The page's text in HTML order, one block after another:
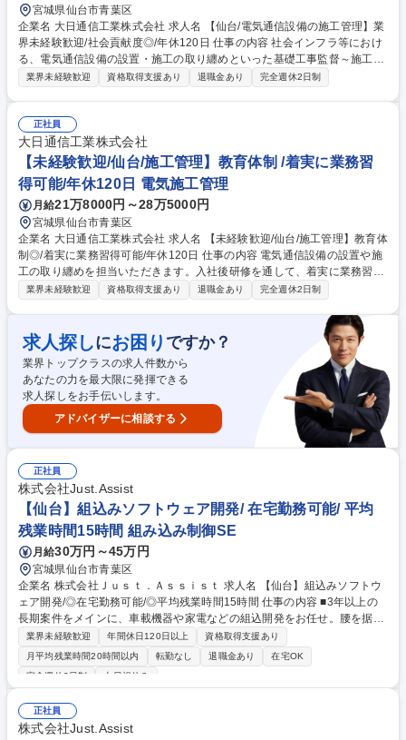
宮城県仙台市青葉区
企業名 大日通信工業株式会社 求人名 【仙台/電気通信設備の施工管理】業
界未経験歓迎/社会貢献度◎/年休120日 仕事の内容 社会インフラ等におけ
る、電気通信設備の設置・施工の取り纏めといった基礎工事監督～施工管
理まで、外注先の工事担当者を監督する業務に従事頂きます 【具体的に】
み】通信レーダー・衛星通信設備等の設置等の特殊な案件に実績があり、
通信設備設置では高い評価をいただいております。(全体シェア70%以
上、三菱電機からは当社がほぼ独占状態です) ※建設工事は協力会社に依
頼し、建物の改変に伴う作業は含みません。 募集職種 【仙台/電気通信設
備の施工管理】業界未経験歓迎/社会貢献度◎/年休120日
業界未経験歓迎 資格取得支援あり 退職金あり 完全週休2日制
正社員
大日通信工業株式会社
【未経験歓迎/仙台/施工管理】教育体制 /着実に業務習
得可能/年休120日 電気施工管理
月給21万8000円～28万5000円
宮城県仙台市青葉区
企業名 大日通信工業株式会社 求人名 【未経験歓迎/仙台/施工管理】教育体
制◎/着実に業務習得可能/年休120日 仕事の内容 電気通信設備の設置や施
工の取り纏めを担当いただきます。入社後研修を通して、着実に業務習得
できる環境です。将来的には基礎工事監督～施工管理まで、外注先の工事
路のETC装置や情報盤の設置、車両重量計の設置工事などの公共性の高い
案件の受注が多く、社会インフラを支えています。【強み】通信レーダ
ー・衛星通信設備等の設置等の特殊な案件に実績があり、通信設備設置で
は高い評価をいただいております。(全体シェア70%以上、三菱電機から
は当社がほぼ独占状態です) ※建設工事は協力会社に依頼し、建物の改変
に伴う作業は含みません。 募集職種 【未経験歓迎/仙台/施工管理】教育体
制◎/着実に業務習得可能/年休120日
業界未経験歓迎 資格取得支援あり 退職金あり 完全週休2日制
求人探しにお困り ですか？
業界トップクラスの求人件数から
あなたの力を最大限に発揮できる
求人探しをお手伝いします。
アドバイザーに相談する
正社員
株式会社Just.Assist
【仙台】組込みソフトウェア開発/ 在宅勤務可能/ 平均
残業時間15時間 組み込み制御SE
月給30万円～45万円
宮城県仙台市青葉区
企業名 株式会社Ｊｕｓｔ．Ａｓｓｉｓｔ 求人名 【仙台】組込みソフトウ
ェア開発/◎在宅勤務可能/◎平均残業時間15時間 仕事の内容 ■3年以上の
長期案件をメインに、車載機器や家電などの組込開発をお任せ。腰を据え
てプロジェクトに取り組みたい方に適した環境です。 【開発フェーズ】要
件定義、基本設計～プログラミング、テストまで 【プロジェクト例】車載
ECUの開発、空調機器の開発、デジタルカメラの開発、医療機器の開発 ■
は基本チームでの動きになります。 ★顧客先によりますが、在宅勤務実施
しています。申請頂ければ、WEBカメラ、ヘッドセット等の機材の支援が
あります★ 募集職種 【仙台】組込みソフトウェア開発/◎在宅勤務可能/◎
業界未経験歓迎 年間休日120日以上
資格取得支援あり
月平均残業時間20時間以内
転勤なし 退職金あり
在宅OK
完全週休2日制
土日祝休み
正社員
株式会社Just.Assist